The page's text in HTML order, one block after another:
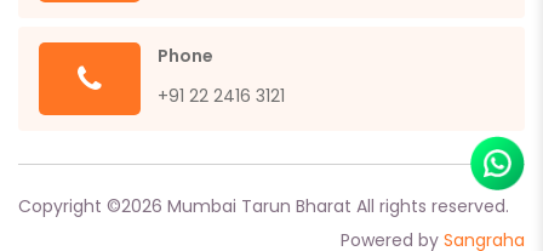
Phone
+91 22 2416 3121
Copyright ©2026 Mumbai Tarun Bharat All rights reserved.
Powered by Sangraha